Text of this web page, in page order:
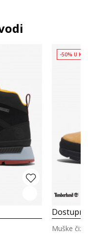
-50% U
Muške